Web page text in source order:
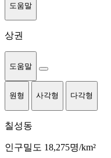
도움말
상권
도움말
원형 사각형 다각형
칠성동
인구밀도 18,275명/km²